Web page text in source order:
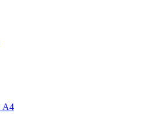
מדפסות לייזר משולבות A4